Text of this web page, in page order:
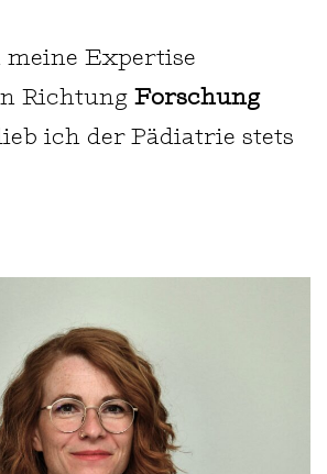
Expertise
Richtung Forschung
ich der Pädiatrie stets